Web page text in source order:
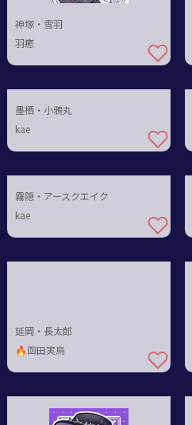
神塚・雪羽
羽癒
墨栖・小鴉丸
kae
霧隠・アースクエイク
kae
延岡・長太郎
🔥函田実烏